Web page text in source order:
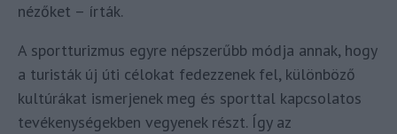
nézőket – írták.
A sportturizmus egyre népszerűbb módja annak, hogy
a turisták új úti célokat fedezzenek fel, különböző
kultúrákat ismerjenek meg és sporttal kapcsolatos
tevékenységekben vegyenek részt. Így az